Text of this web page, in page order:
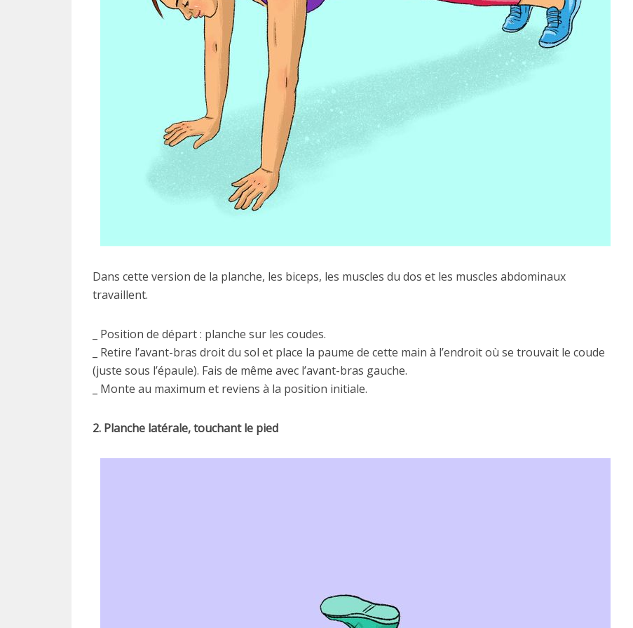
Dans cette version de la planche, les biceps, les muscles du dos et les muscles abdominaux
travaillent.
_ Position de départ : planche sur les coudes.
_ Retire l’avant-bras droit du sol et place la paume de cette main à l’endroit où se trouvait le coude
(juste sous l’épaule). Fais de même avec l’avant-bras gauche.
_ Monte au maximum et reviens à la position initiale.
2. Planche latérale, touchant le pied